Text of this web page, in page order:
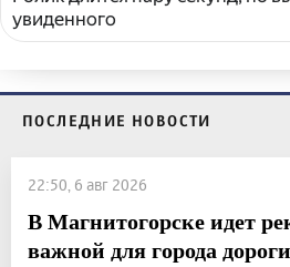
увиденного
ПОСЛЕДНИЕ НОВОСТИ
22:50, 6 авг 2026
В Магнитогорске идет
важной для города дороги